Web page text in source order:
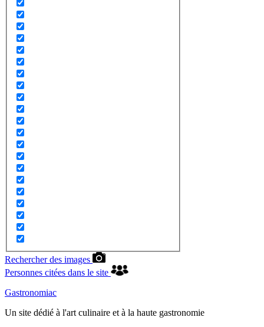
Rechercher des images
Personnes citées dans le site
Gastronomiac
Un site dédié à l'art culinaire et à la haute gastronomie